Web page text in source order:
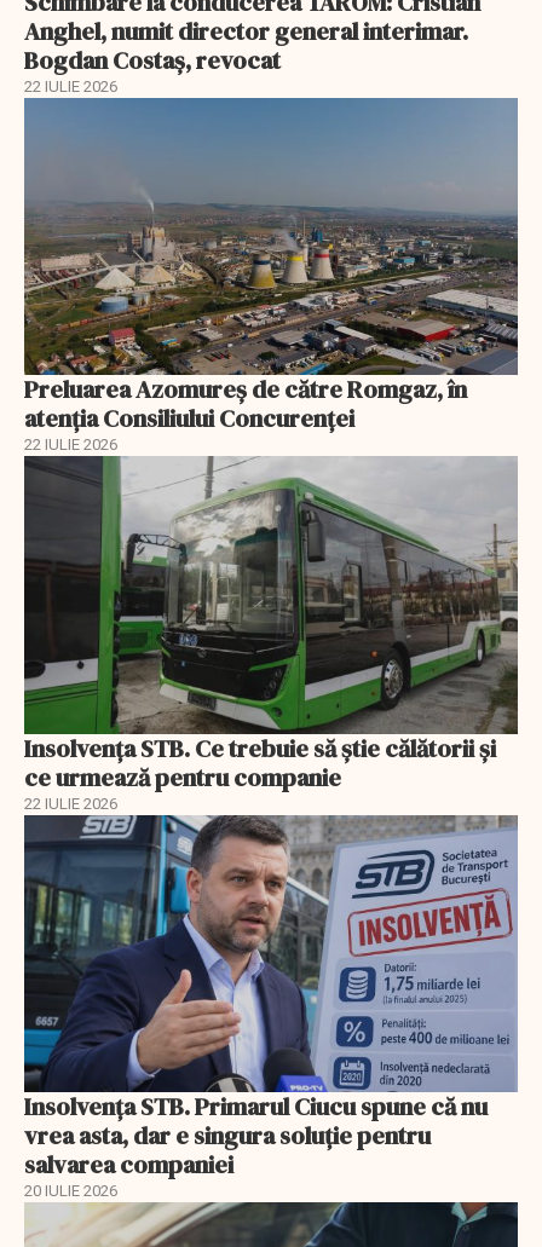
Anghel, numit director general interimar.
Bogdan Costaș, revocat
22 IULIE 2026
Preluarea Azomureş de către Romgaz, în
atenţia Consiliului Concurenţei
22 IULIE 2026
Insolvenţa STB. Ce trebuie să ştie călătorii şi
ce urmează pentru companie
22 IULIE 2026
Insolvenţa STB. Primarul Ciucu spune că nu
vrea asta, dar e singura soluţie pentru
salvarea companiei
20 IULIE 2026